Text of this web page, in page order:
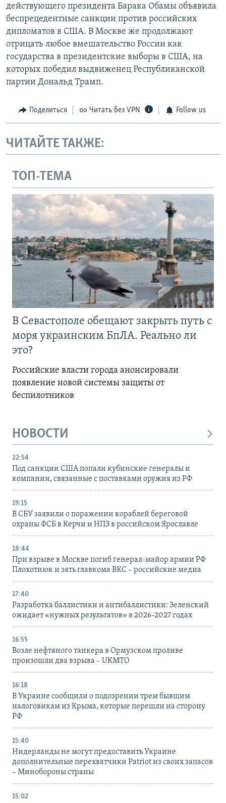
действующего президента Барака Обамы объявила
беспрецедентные санкции против российских
дипломатов в США. В Москве же продолжают
отрицать любое вмешательство России как
государства в президентские выборы в США, на
которых победил выдвиженец Республиканской
партии Дональд Трамп.
Поделиться Читать без VPN Follow us
ЧИТАЙТЕ ТАКЖЕ:
ТОП-ТЕМА
В Севастополе обещают закрыть путь с
моря украинским БпЛА. Реально ли
это?
Российские власти города анонсировали
появление новой системы защиты от
беспилотников
НОВОСТИ
22:54
Под санкции США попали кубинские генералы и
компании, связанные с поставками оружия из РФ
19:15
В СБУ заявили о поражении кораблей береговой
охраны ФСБ в Керчи и НПЗ в российском Ярославле
18:44
При взрыве в Москве погиб генерал-майор армии РФ
Плохотнюк и зять главкома ВКС – российские медиа
17:40
Разработка баллистики и антибаллистики: Зеленский
ожидает «нужных результатов» в 2026-2027 годах
16:55
Возле нефтяного танкера в Ормузском проливе
произошли два взрыва – UKMTO
16:18
В Украине сообщили о подозрении трем бывшим
налоговикам из Крыма, которые перешли на сторону
РФ
15:40
Нидерланды не могут предоставить Украине
дополнительные перехватчики Patriot из своих запасов
– Минобороны страны
15:02